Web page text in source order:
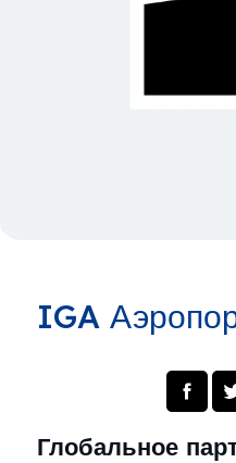
IGA
Глобальное